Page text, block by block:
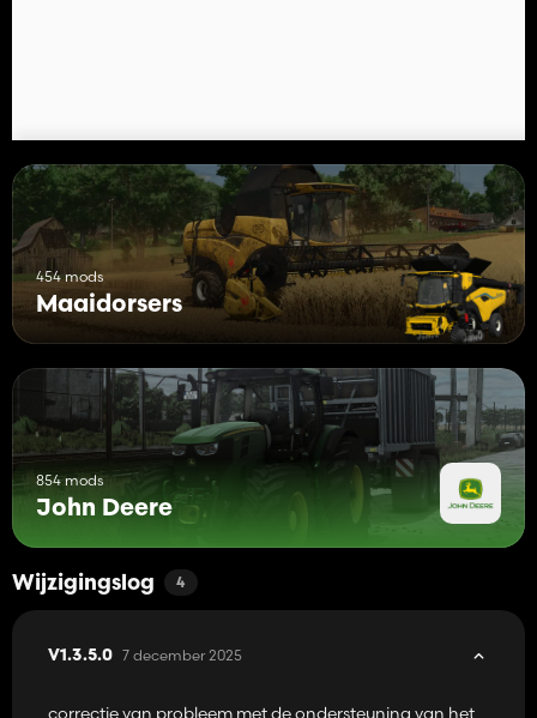
454 mods
Maaidorsers
854 mods
John Deere
Wijzigingslog 4
V1.3.5.0 7 december 2025
correctie van probleem met de ondersteuning van het